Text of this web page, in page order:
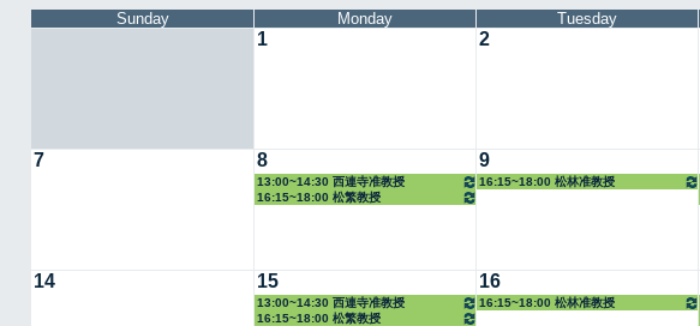
Sunday
Monday Tuesday
1 2
7 8
13:00~14:30 西連寺准教授
16:15~18:00 松繁教授
9
16:15~18:00 松林准教授
14 15
13:00~14:30 西連寺准教授
16:15~18:00 松繁教授
16
16:15~18:00 松林准教授